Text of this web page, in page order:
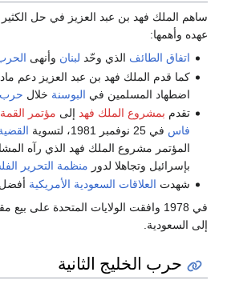
ساهم الملك فهد بن عبد العزيز في حل
عهده وأهمها:
اتفاق الطائف الذي وحّد لبنان وأنهى
كما قدم الملك فهد بن عبد العزيز دعم
اضطهاد المسلمين في البوسنة خلال حرب
تقدم بمشروع الملك فهد إلى مؤتمر
فاس في 25 نوفمبر 1981، لتسوية
المؤتمر مشروع الملك فهد الذي رآه
بإسرائيل وتجاهلا لدور منظمة التحرير
شهدت العلاقات السعودية الأمريكية أفضل
في 1978 وافقت الولايات المتحدة على بيع مقاتلات من طراز
إلى السعودية.
حرب الخليج الثانية